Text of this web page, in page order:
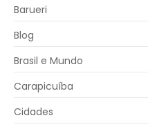
Barueri
Blog
Brasil e Mundo
Carapicuíba
Cidades